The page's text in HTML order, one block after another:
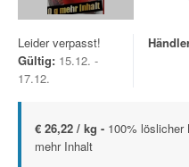
Leider verpasst!
Gültig: 15.12. -
17.12.
€ 26,22 / kg - 100% löslicher
mehr Inhalt